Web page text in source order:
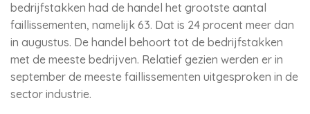
bedrijfstakken had de handel het grootste aantal
faillissementen, namelijk 63. Dat is 24 procent meer dan
in augustus. De handel behoort tot de bedrijfstakken
met de meeste bedrijven. Relatief gezien werden er in
september de meeste faillissementen uitgesproken in de
sector industrie.